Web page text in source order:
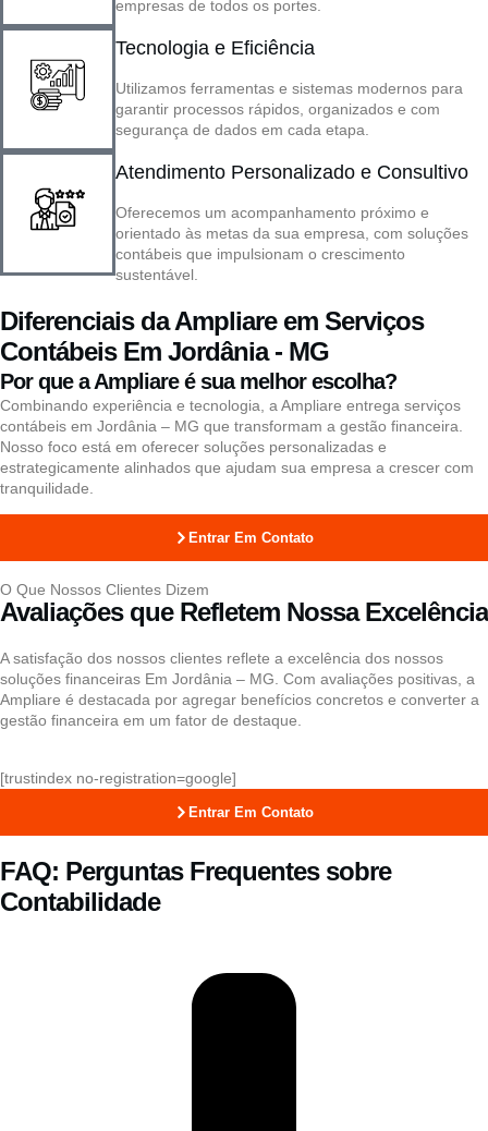
empresas de todos os portes.
Tecnologia e Eficiência
Utilizamos ferramentas e sistemas modernos para
garantir processos rápidos, organizados e com
segurança de dados em cada etapa.
Atendimento Personalizado e Consultivo
Oferecemos um acompanhamento próximo e
orientado às metas da sua empresa, com soluções
contábeis que impulsionam o crescimento
sustentável.
Diferenciais da Ampliare em Serviços
Contábeis Em Jordânia - MG
Por que a Ampliare é sua melhor escolha?
Combinando experiência e tecnologia, a Ampliare entrega serviços
contábeis em Jordânia – MG que transformam a gestão financeira.
Nosso foco está em oferecer soluções personalizadas e
estrategicamente alinhados que ajudam sua empresa a crescer com
tranquilidade.
Entrar Em Contato
O Que Nossos Clientes Dizem
Avaliações que Refletem Nossa Excelência
A satisfação dos nossos clientes reflete a excelência dos nossos
soluções financeiras Em Jordânia – MG. Com avaliações positivas, a
Ampliare é destacada por agregar benefícios concretos e converter a
gestão financeira em um fator de destaque.
[trustindex no-registration=google]
Entrar Em Contato
FAQ: Perguntas Frequentes sobre
Contabilidade